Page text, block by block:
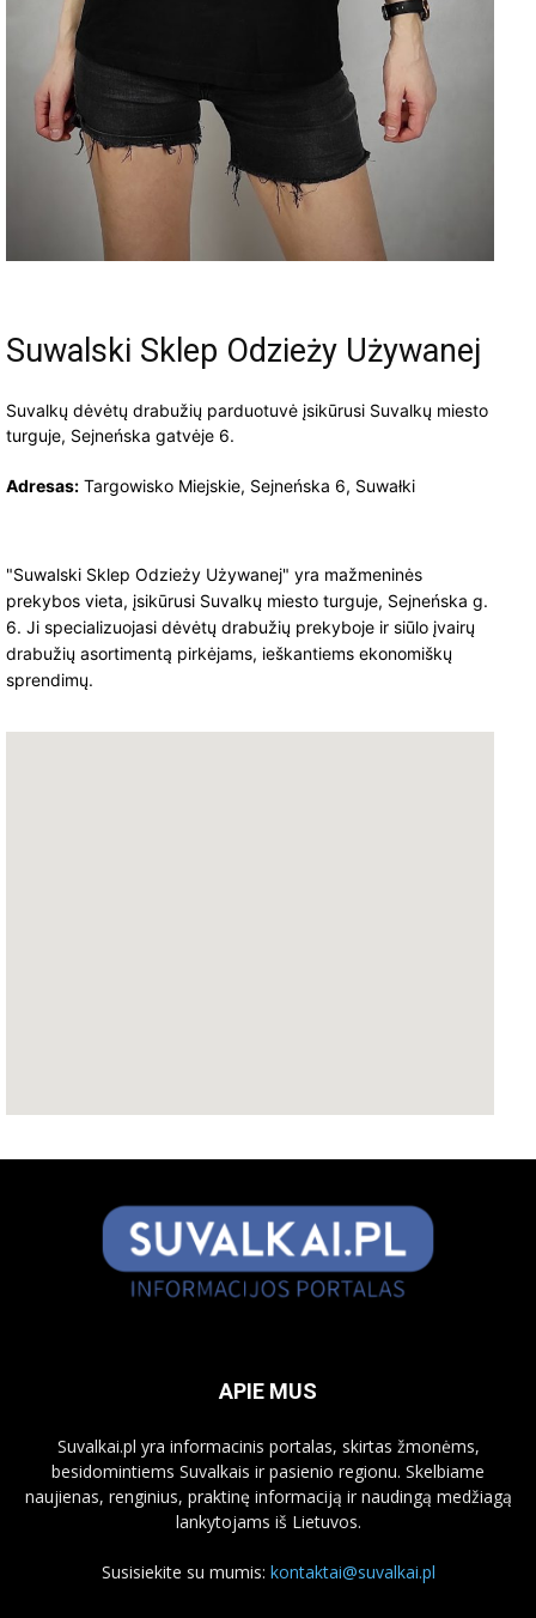
Suwalski Sklep Odzieży Używanej
Suvalkų dėvėtų drabužių parduotuvė įsikūrusi Suvalkų miesto
turguje, Sejneńska gatvėje 6.
Adresas: Targowisko Miejskie, Sejneńska 6, Suwałki
"Suwalski Sklep Odzieży Używanej" yra mažmeninės
prekybos vieta, įsikūrusi Suvalkų miesto turguje, Sejneńska g.
6. Ji specializuojasi dėvėtų drabužių prekyboje ir siūlo įvairų
drabužių asortimentą pirkėjams, ieškantiems ekonomiškų
sprendimų.
APIE MUS
Suvalkai.pl yra informacinis portalas, skirtas žmonėms,
besidomintiems Suvalkais ir pasienio regionu. Skelbiame
naujienas, renginius, praktinę informaciją ir naudingą medžiagą
lankytojams iš Lietuvos.
Susisiekite su mumis: kontaktai@suvalkai.pl